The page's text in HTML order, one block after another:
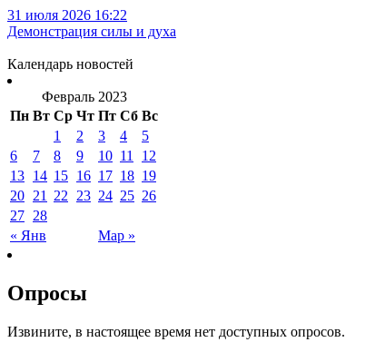
31 июля 2026 16:22
Демонстрация силы и духа
Календарь новостей
Февраль 2023
Пн Вт Ср Чт Пт Сб Вс
« Янв Мар »
1 2 3 4
5
6
7 8 9 10 11
12
13 14 15 16 17 18 19
20 21 22 23 24 25 26
27 28
Опросы
Извините, в настоящее время нет доступных опросов.